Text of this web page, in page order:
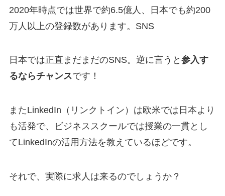
2020年時点では世界で約6.5億人、日本でも約200
万人以上の登録数があります。SNS
日本では正直まだまだのSNS。逆に言うと 参入す
るならチャンスです！
またLinkedIn（リンクトイン）は欧米では日本より
も活発で、ビジネススクールでは授業の一貫とし
てLinkedInの活用方法を教えているほどです。
それで、実際に求人は来るのでしょうか？